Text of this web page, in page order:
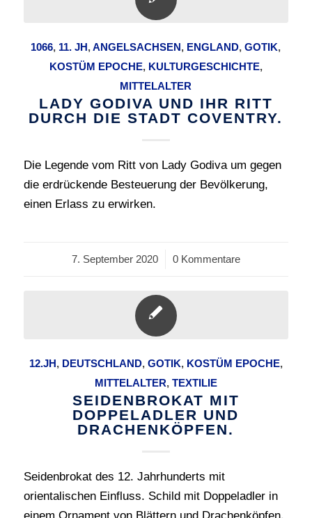
1066, 11. JH,ANGELSACHSEN, ENGLAND,GOTIK,
KOSTÜM EPOCHE, KULTURGESCHICHTE,
MITTELALTER
LADY GODIVA UND IHR RITT
DURCH DIE STADT COVENTRY.
Die Legende vom Ritt von Lady Godiva um gegen
die erdrückende Besteuerung der Bevölkerung,
einen Erlass zu erwirken.
7. September 2020
/ 0 Kommentare
12.JH, DEUTSCHLAND, GOTIK, KOSTÜM EPOCHE,
MITTELALTER, TEXTILIE
SEIDENBROKAT MIT
DOPPELADLER UND
DRACHENKÖPFEN.
Seidenbrokat des 12. Jahrhunderts mit
orientalischen Einfluss. Schild mit Doppeladler in